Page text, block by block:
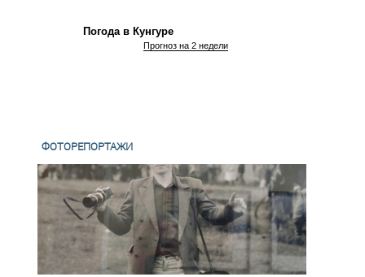
Погода в Кунгуре
Прогноз на 2 недели
ФОТОРЕПОРТАЖИ